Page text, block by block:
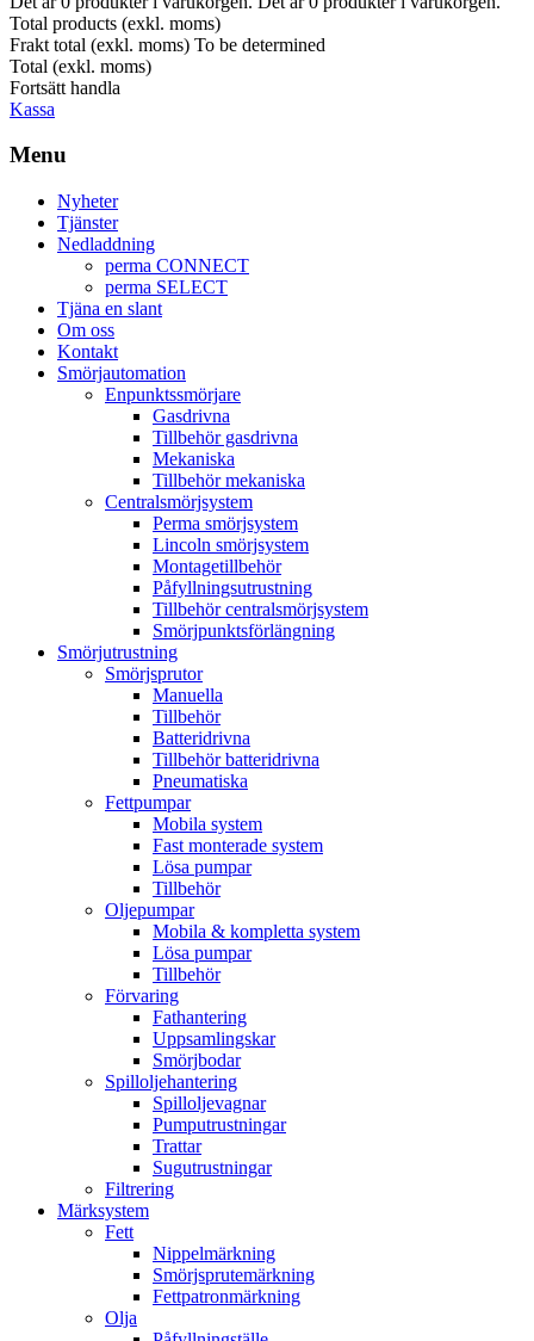
Total products (exkl. moms)
Frakt total (exkl. moms) To be determined
Total (exkl. moms)
Fortsätt handla
Kassa
Menu
Nyheter
Tjänster
Nedladdning
perma CONNECT
perma SELECT
Tjäna en slant
Om oss
Kontakt
Smörjautomation
Enpunktssmörjare
Gasdrivna
Tillbehör gasdrivna
Mekaniska
Tillbehör mekaniska
Centralsmörjsystem
Perma smörjsystem
Lincoln smörjsystem
Montagetillbehör
Påfyllningsutrustning
Tillbehör centralsmörjsystem
Smörjpunktsförlängning
Smörjutrustning
Smörjsprutor
Manuella
Tillbehör
Batteridrivna
Tillbehör batteridrivna
Pneumatiska
Fettpumpar
Mobila system
Fast monterade system
Lösa pumpar
Tillbehör
Oljepumpar
Mobila & kompletta system
Lösa pumpar
Tillbehör
Förvaring
Fathantering
Uppsamlingskar
Smörjbodar
Spilloljehantering
Spilloljevagnar
Pumputrustningar
Trattar
Sugutrustningar
Filtrering
Märksystem
Fett
Nippelmärkning
Smörjsprutemärkning
Fettpatronmärkning
Olja